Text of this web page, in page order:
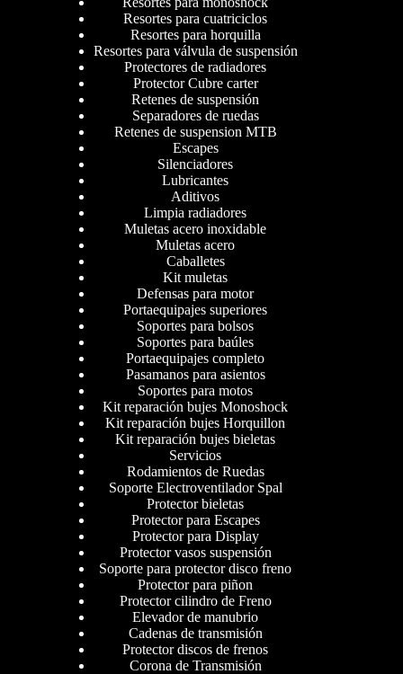
Resortes para cuatriciclos
Resortes para horquilla
Resortes para válvula de suspensión
Protectores de radiadores
Protector Cubre carter
Retenes de suspensión
Separadores de ruedas
Retenes de suspension MTB
Escapes
Silenciadores
Lubricantes
Aditivos
Limpia radiadores
Muletas acero inoxidable
Muletas acero
Caballetes
Kit muletas
Defensas para motor
Portaequipajes superiores
Soportes para bolsos
Soportes para baúles
Portaequipajes completo
Pasamanos para asientos
Soportes para motos
Kit reparación bujes Monoshock
Kit reparación bujes Horquillon
Kit reparación bujes bieletas
Servicios
Rodamientos de Ruedas
Soporte Electroventilador Spal
Protector bieletas
Protector para Escapes
Protector para Display
Protector vasos suspensión
Soporte para protector disco freno
Protector para piñon
Protector cilindro de Freno
Elevador de manubrio
Cadenas de transmisión
Protector discos de frenos
Corona de Transmisión